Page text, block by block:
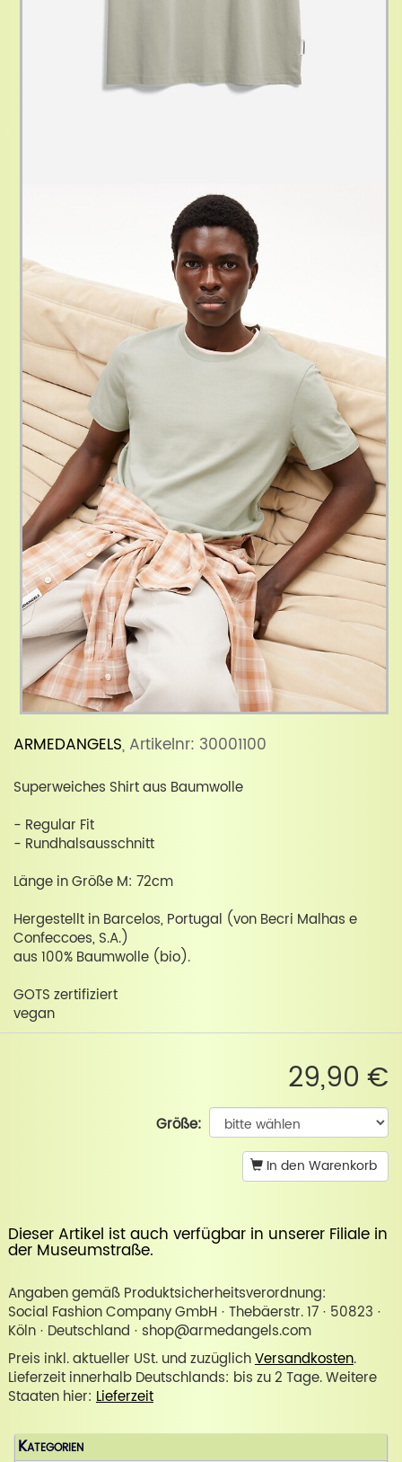
ARMEDANGELS, Artikelnr: 30001100
Superweiches Shirt aus Baumwolle
- Regular Fit
- Rundhalsausschnitt
Länge in Größe M: 72cm
Hergestellt in Barcelos, Portugal (von Becri Malhas e
Confeccoes, S.A.)
aus 100% Baumwolle (bio).
GOTS zertifiziert
vegan
29,90 €
Größe:
In den Warenkorb
Dieser Artikel ist auch verfügbar in unserer Filiale in
der Museumstraße.
Angaben gemäß Produktsicherheitsverordnung:
Social Fashion Company GmbH · Thebäerstr. 17 · 50823 ·
Köln · Deutschland · shop@armedangels.com
Preis inkl. aktueller USt. und zuzüglichVersandkosten.
Lieferzeit innerhalb Deutschlands: bis zu 2 Tage. Weitere
Staaten hier: Lieferzeit
Kategorien